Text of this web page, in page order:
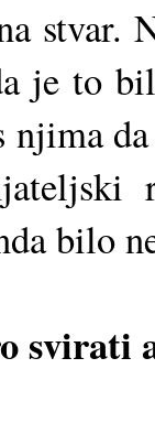
stvar.
je to
njima
bilo